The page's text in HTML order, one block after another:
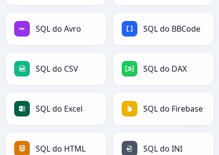
SQL do Avro SQL do BBCode
SQL do CSV SQL do DAX
SQL do Excel SQL do Firebase
SQL do HTML SQL do INI